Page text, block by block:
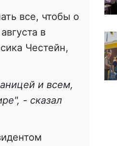
все, чтобы о
в
Честейн,
и всем,
- сказал